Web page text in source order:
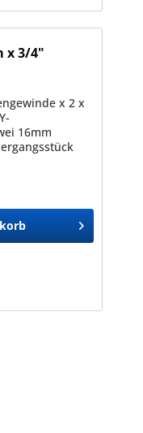
x 3/4"
x 2 x
16mm
oder